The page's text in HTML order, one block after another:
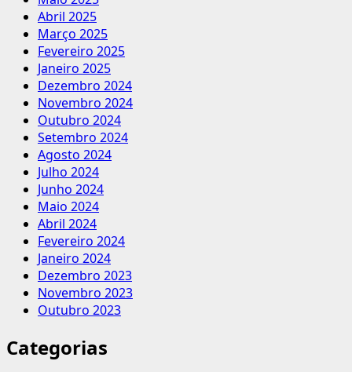
Abril 2025
Março 2025
Fevereiro 2025
Janeiro 2025
Dezembro 2024
Novembro 2024
Outubro 2024
Setembro 2024
Agosto 2024
Julho 2024
Junho 2024
Maio 2024
Abril 2024
Fevereiro 2024
Janeiro 2024
Dezembro 2023
Novembro 2023
Outubro 2023
Categorias